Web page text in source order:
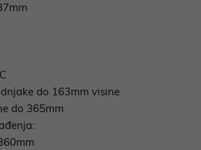
do 163mm visine
do 365mm